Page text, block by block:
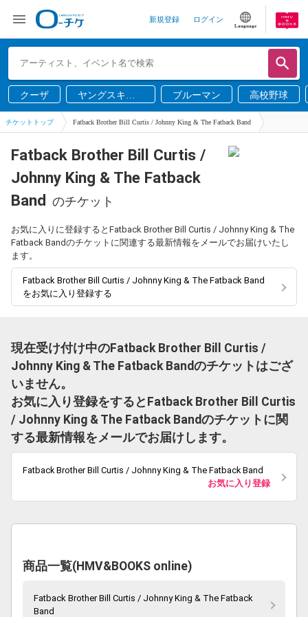
新規登録 ログイン
Language
クーザ
ヤングスキニ
ー
ブルーマン 高校野球
チケットトップ Fatback Brother Bill Curtis / Johnny King & The Fatback Band
Fatback Brother Bill Curtis /
Johnny King & The Fatback
Band のチケット
お気に入りに登録するとFatback Brother Bill Curtis / Johnny King & The
Fatback Bandのチケットに関連する最新情報をメールでお届けいたし
ます。
Fatback Brother Bill Curtis / Johnny King & The Fatback Band
をお気に入り登録する
現在受け付け中のFatback Brother Bill Curtis /
Johnny King & The Fatback Bandのチケットはござ
いません。
お気に入り登録をするとFatback Brother Bill Curtis
/ Johnny King & The Fatback Bandのチケットに関
する最新情報をメールでお届けします。
Fatback Brother Bill Curtis / Johnny King & The Fatback Band
お気に入り登録
商品一覧(HMV&BOOKS online)
Fatback Brother Bill Curtis / Johnny King & The Fatback
Band